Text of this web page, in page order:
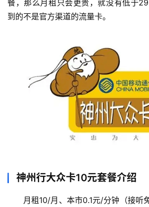
餐，那么月租只会更贵，就没有低于
到的不是官方渠道的流量卡。
神州行大众卡10元套餐介绍
月租10/月、本市0.1元/分钟（接听